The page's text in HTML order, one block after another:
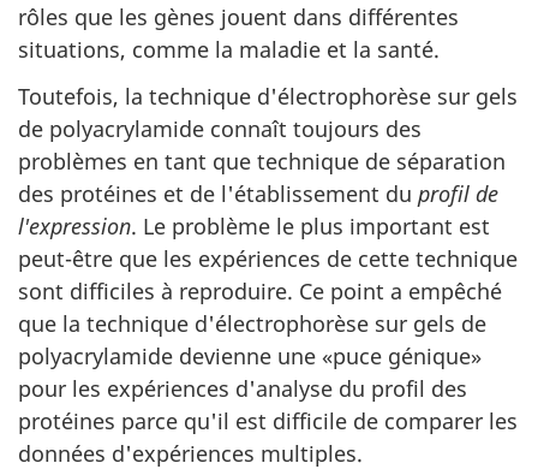
rôles que les gènes jouent dans différentes
situations, comme la maladie et la santé.
Toutefois, la technique d'électrophorèse sur gels
de polyacrylamide connaît toujours des
problèmes en tant que technique de séparation
des protéines et de l'établissement du profil de
l'expression. Le problème le plus important est
peut-être que les expériences de cette technique
sont difficiles à reproduire. Ce point a empêché
que la technique d'électrophorèse sur gels de
polyacrylamide devienne une «puce génique»
pour les expériences d'analyse du profil des
protéines parce qu'il est difficile de comparer les
données d'expériences multiples.